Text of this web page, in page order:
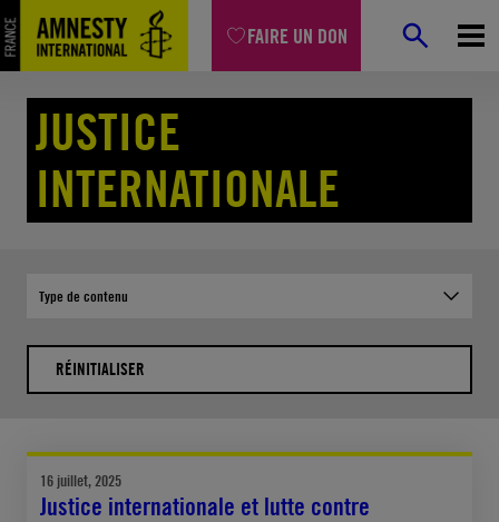
FAIRE UN DON
Aller
au
contenu
JUSTICE
INTERNATIONALE
Type de contenu
RÉINITIALISER
16 juillet, 2025
Justice internationale et lutte contre